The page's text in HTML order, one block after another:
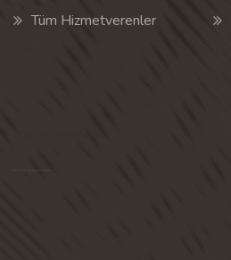
Tüm Hizmetverenler